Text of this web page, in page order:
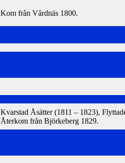
Kom från Vårdnäs 1800.
Kvarstad Åsätter (1811 – 1823),
Återkom från Björkeberg 1829.